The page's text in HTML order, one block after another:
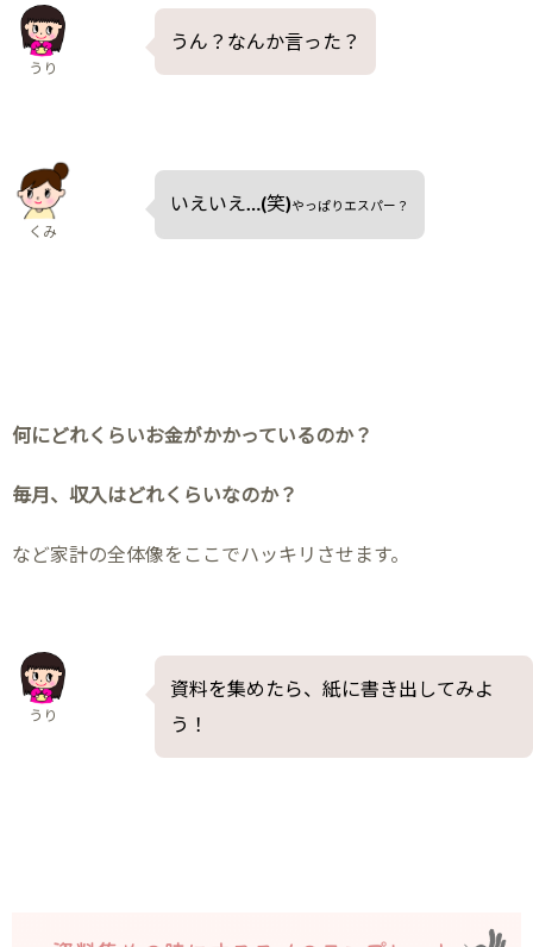
うん？なんか言った？
うり
いえいえ…(笑)やっぱりエスパー？
くみ
何にどれくらいお金がかかっているのか？
毎月、収入はどれくらいなのか？
など家計の全体像をここでハッキリさせます。
資料を集めたら、紙に書き出してみよ
う！
うり